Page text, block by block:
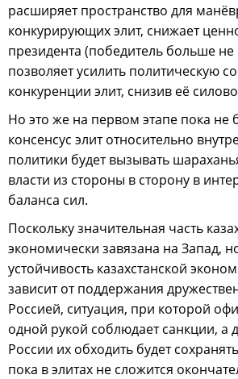
расширяет пространство для
конкурирующих элит, снижает
президента (победитель больше не
позволяет усилить политическую
конкуренции элит, снизив её
Но это же на первом этапе пока не
консенсус элит относительно
политики будет вызывать
власти из стороны в сторону в
баланса сил.
Поскольку значительная часть
экономически завязана на Запад,
устойчивость казахстанской
зависит от поддержания
Россией, ситуация, при которой
одной рукой соблюдает санкции, а
России их обходить будет
пока в элитах не сложится